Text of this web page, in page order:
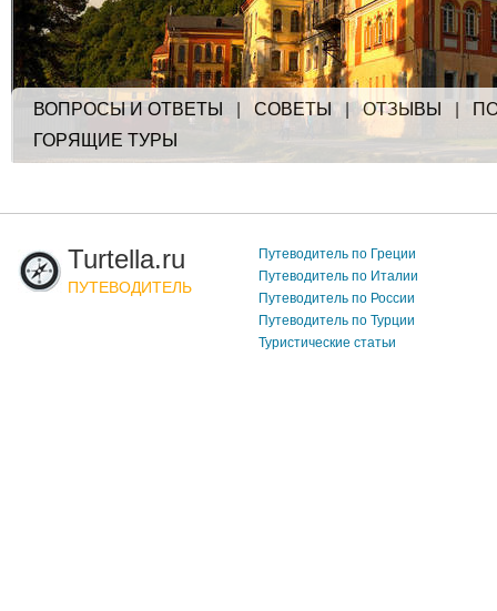
ВОПРОСЫ И ОТВЕТЫ СОВЕТЫ |ОТЗЫВЫ
ГОРЯЩИЕ ТУРЫ
Turtella.ru
ПУТЕВОДИТЕЛЬ
Путеводитель по Греции
Путеводитель по Италии
Путеводитель по России
Путеводитель по Турции
Туристические статьи